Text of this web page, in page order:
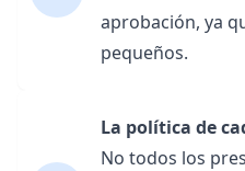
aprobación, ya
pequeños.
La política de
No todos los